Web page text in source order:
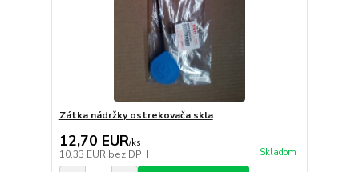
Zátka nádržky ostrekovača skla
12,70 EUR/ks
10,33 EUR bez DPH Skladom